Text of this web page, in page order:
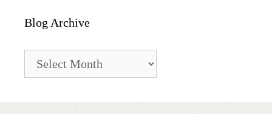
Blog Archive
Archive